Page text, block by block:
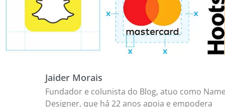
Jaider Morais
Fundador e colunista do Blog, atuo como
Designer, que há 22 anos apoia e empodera